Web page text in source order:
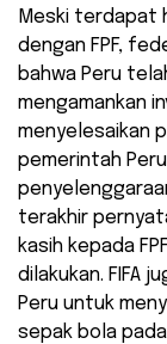
Meski terdapat
dengan FPF,
bahwa Peru
mengamankan
menyelesaikan
pemerintah
terakhir
kasih kepada
dilakukan. FIFA
Peru untuk
sepak bola